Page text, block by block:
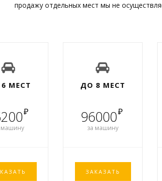
продажу отдельных мест мы не
МЕСТ
₽
машину
ДО 8 МЕСТ
96000₽
за машину
ЗАКАЗАТЬ